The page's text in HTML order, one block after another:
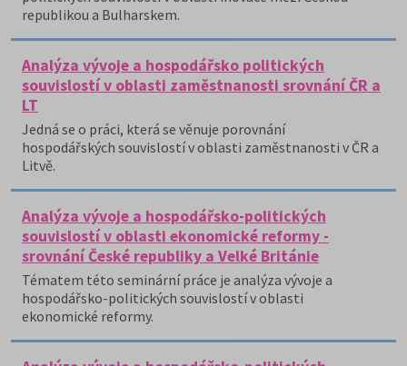
republikou a Bulharskem.
Analýza vývoje a hospodářsko politických
souvislostí v oblasti zaměstnanosti srovnání ČR a
LT
Jedná se o práci, která se věnuje porovnání
hospodářských souvislostí v oblasti zaměstnanosti v ČR a
Litvě.
Analýza vývoje a hospodářsko-politických
souvislostí v oblasti ekonomické reformy -
srovnání České republiky a Velké Británie
Tématem této seminární práce je analýza vývoje a
hospodářsko-politických souvislostí v oblasti
ekonomické reformy.